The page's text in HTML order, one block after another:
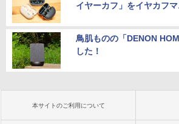
イヤーカフ」をイヤカフ
鳥肌ものの「DENON
した！
本サイトのご利用について